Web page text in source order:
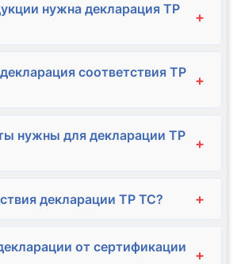
нужна декларация ТР
+
соответствия ТР +
нужны для декларации ТР
+
декларации ТР ТС? +
от сертификации
+